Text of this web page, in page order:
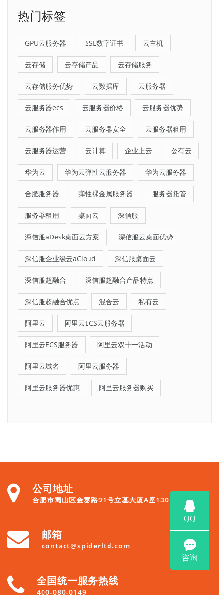
热门标签
GPU云服务器 SSL数字证书 云主机
云存储 云存储产品 云存储服务
云存储服务优势 云数据库 云服务器
云服务器ecs 云服务器价格 云服务器优势
云服务器作用 云服务器安全 云服务器租用
云服务器运营 云计算 企业上云 公有云
华为云 华为云弹性云服务器 华为云服务器
合肥服务器 弹性裸金属服务器 服务器托管
服务器租用 桌面云 深信服
深信服aDesk桌面云方案 深信服云桌面优势
深信服企业级云aCloud 深信服桌面云
深信服超融合 深信服超融合产品特点
深信服超融合优点 混合云 私有云
阿里云 阿里云ECS云服务器
阿里云ECS服务器 阿里云双十一活动
阿里云域名 阿里云服务器
阿里云服务器优惠 阿里云服务器购买
公司地址
合肥市蜀山区金寨路91号立基大厦A座1301
邮箱
contact@spiderltd.com
全国统一服务热线
400-080-0149